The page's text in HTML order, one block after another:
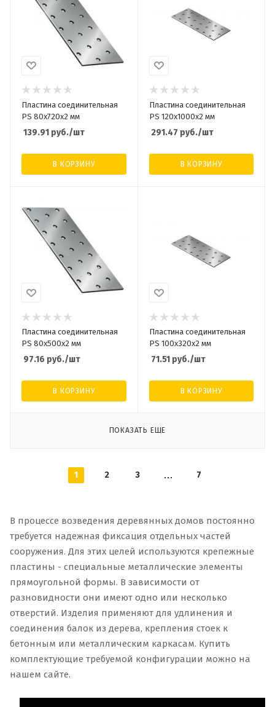
Пластина соединительная
PS 80х720х2 мм
139.91 руб./шт
В КОРЗИНУ
Пластина соединительная
PS 120х1000х2 мм
291.47 руб./шт
В КОРЗИНУ
Пластина соединительная
PS 80х500х2 мм
97.16 руб./шт
В КОРЗИНУ
Пластина соединительная
PS 100х320х2 мм
71.51руб./шт
В КОРЗИНУ
ПОКАЗАТЬ ЕЩЕ
1 2 3 7
В процессе возведения деревянных домов постоянно
требуется надежная фиксация отдельных частей
сооружения. Для этих целей используются крепежные
пластины - специальные металлические элементы
прямоугольной формы. В зависимости от
разновидности они имеют одно или несколько
отверстий. Изделия применяют для удлинения и
соединения балок из дерева, крепления стоек к
бетонным или металлическим каркасам. Купить
комплектующие требуемой конфигурации можно на
нашем сайте.